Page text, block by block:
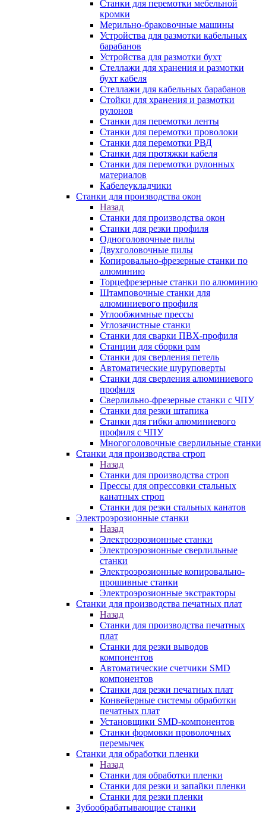
Станки для перемотки мебельной
кромки
Мерильно-браковочные машины
Устройства для размотки кабельных
барабанов
Устройства для размотки бухт
Стеллажи для хранения и размотки
бухт кабеля
Стеллажи для кабельных барабанов
Стойки для хранения и размотки
рулонов
Станки для перемотки ленты
Станки для перемотки проволоки
Станки для перемотки РВД
Станки для протяжки кабеля
Станки для перемотки рулонных
материалов
Кабелеукладчики
Станки для производства окон
Назад
Станки для производства окон
Станки для резки профиля
Одноголовочные пилы
Двухголовочные пилы
Копировально-фрезерные станки по
алюминию
Торцефрезерные станки по алюминию
Штамповочные станки для
алюминиевого профиля
Углообжимные прессы
Углозачистные станки
Станки для сварки ПВХ-профиля
Станции для сборки рам
Станки для сверления петель
Автоматические шуруповерты
Станки для сверления алюминиевого
профиля
Сверлильно-фрезерные станки с ЧПУ
Станки для резки штапика
Станки для гибки алюминиевого
профиля с ЧПУ
Многоголовочные сверлильные станки
Станки для производства строп
Назад
Станки для производства строп
Прессы для опрессовки стальных
канатных строп
Станки для резки стальных канатов
Электроэрозионные станки
Назад
Электроэрозионные станки
Электроэрозионные сверлильные
станки
Электроэрозионные копировально-
прошивные станки
Электроэрозионные экстракторы
Станки для производства печатных плат
Назад
Станки для производства печатных
плат
Станки для резки выводов
компонентов
Автоматические счетчики SMD
компонентов
Станки для резки печатных плат
Конвейерные системы обработки
печатных плат
Установщики SMD-компонентов
Станки формовки проволочных
перемычек
Станки для обработки пленки
Назад
Станки для обработки пленки
Станки для резки и запайки пленки
Станки для резки пленки
Зубообрабатывающие станки